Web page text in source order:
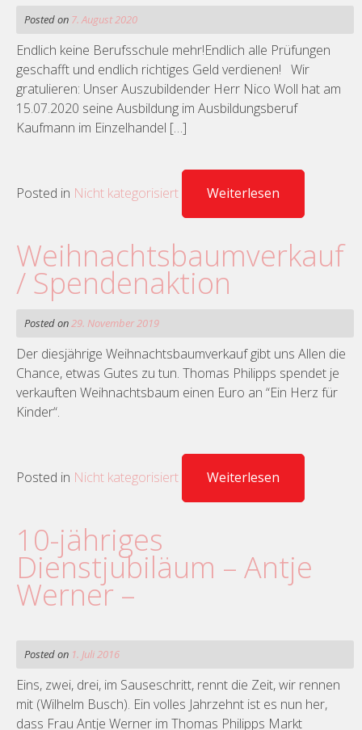
Posted on 7. August 2020
Endlich keine Berufsschule mehr!Endlich alle Prüfungen
geschafft und endlich richtiges Geld verdienen! Wir
gratulieren: Unser Auszubildender Herr Nico Woll hat am
15.07.2020 seine Ausbildung im Ausbildungsberuf
Kaufmann im Einzelhandel […]
Posted in Nicht kategorisiert Weiterlesen
Weihnachtsbaumverkauf
/ Spendenaktion
Posted on29. November 2019
Der diesjährige Weihnachtsbaumverkauf gibt uns Allen die
Chance, etwas Gutes zu tun. Thomas Philipps spendet je
verkauften Weihnachtsbaum einen Euro an “Ein Herz für
Kinder“.
Posted in Nicht kategorisiert Weiterlesen
10-jähriges
Dienstjubiläum – Antje
Werner –
Posted on 1. Juli 2016
Eins, zwei, drei, im Sauseschritt, rennt die Zeit, wir rennen
mit (Wilhelm Busch). Ein volles Jahrzehnt ist es nun her,
dass Frau Antje Werner im Thomas Philipps Markt